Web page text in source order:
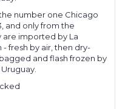
number one Chicago
and only from the
are imported by La
fresh by air, then dry-
and flash frozen by